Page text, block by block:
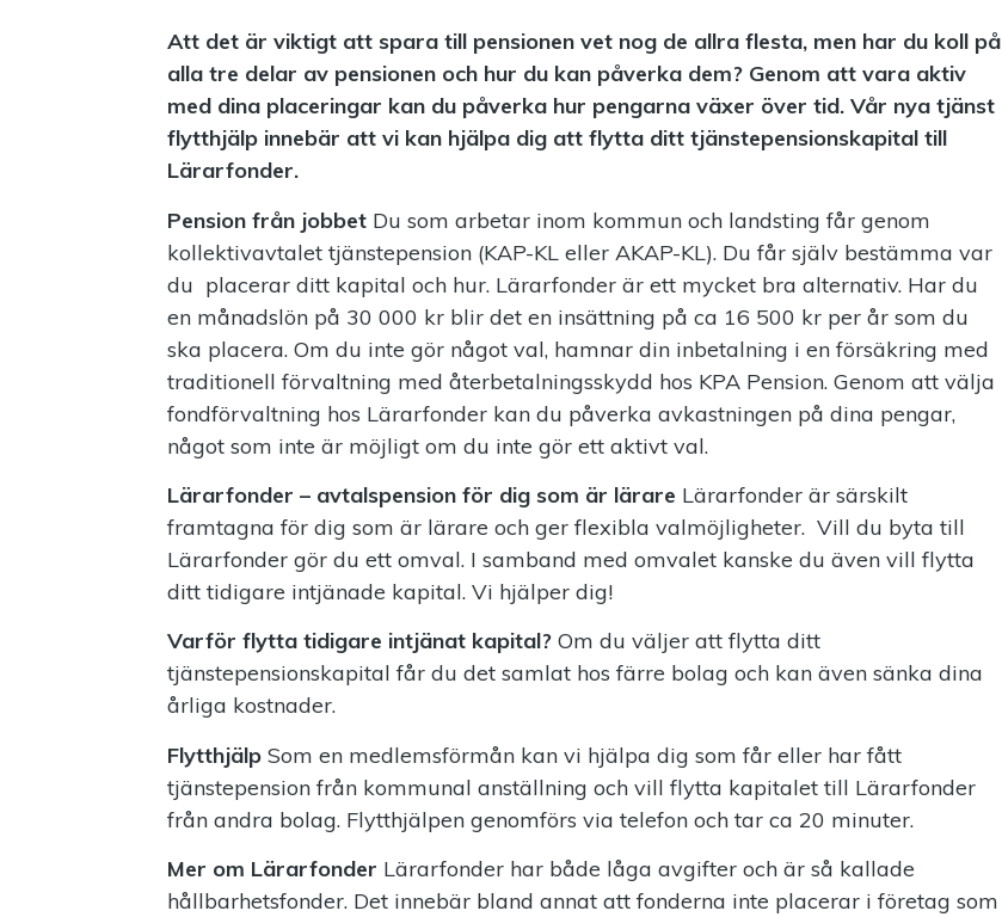
Att det är viktigt att spara till pensionen vet nog de allra flesta, men har du koll på
alla tre delar av pensionen och hur du kan påverka dem? Genom att vara aktiv
med dina placeringar kan du påverka hur pengarna växer över tid. Vår nya tjänst
flytthjälp innebär att vi kan hjälpa dig att flytta ditt tjänstepensionskapital till
Lärarfonder.
Pension från jobbet Du som arbetar inom kommun och landsting får genom
kollektivavtalet tjänstepension (KAP-KL eller AKAP-KL). Du får själv bestämma var
du placerar ditt kapital och hur. Lärarfonder är ett mycket bra alternativ. Har du
en månadslön på 30 000 kr blir det en insättning på ca 16 500 kr per år som du
ska placera. Om du inte gör något val, hamnar din inbetalning i en försäkring med
traditionell förvaltning med återbetalningsskydd hos KPA Pension. Genom att välja
fondförvaltning hos Lärarfonder kan du påverka avkastningen på dina pengar,
något som inte är möjligt om du inte gör ett aktivt val.
Lärarfonder – avtalspension för dig som är lärare Lärarfonder är särskilt
framtagna för dig som är lärare och ger flexibla valmöjligheter. Vill du byta till
Lärarfonder gör du ett omval. I samband med omvalet kanske du även vill flytta
ditt tidigare intjänade kapital. Vi hjälper dig!
Varför flytta tidigare intjänat kapital? Om du väljer att flytta ditt
tjänstepensionskapital får du det samlat hos färre bolag och kan även sänka dina
årliga kostnader.
Flytthjälp Som en medlemsförmån kan vi hjälpa dig som får eller har fått
tjänstepension från kommunal anställning och vill flytta kapitalet till Lärarfonder
från andra bolag. Flytthjälpen genomförs via telefon och tar ca 20 minuter.
Mer om Lärarfonder Lärarfonder har både låga avgifter och är så kallade
hållbarhetsfonder. Det innebär bland annat att fonderna inte placerar i företag som